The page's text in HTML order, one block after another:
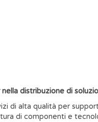
distribuzione di
di alta qualità per
di componenti e